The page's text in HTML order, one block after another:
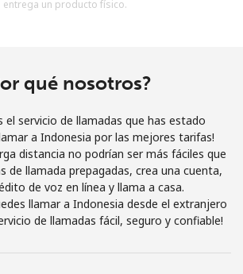
en este sitio web, estoy de acuerdo con
Únete
¡Hola!
sesión o REGÍSTRATE →
entrega un producto físico.
qué nosotros?
el servicio de llamadas que has estado
a Indonesia por las mejores tarifas!
distancia no podrían ser más fáciles que
de llamada prepagadas, crea una cuenta,
de voz en línea y llama a casa.
llamar a Indonesia desde el extranjero
de llamadas fácil, seguro y confiable!